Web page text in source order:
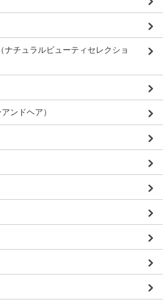
チュラルビューティセレクショ
ンドヘア）